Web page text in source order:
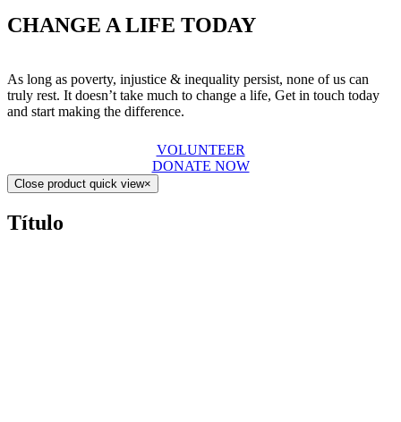
CHANGE A LIFE TODAY
As long as poverty, injustice & inequality persist, none of us can
truly rest. It doesn’t take much to change a life, Get in touch today
and start making the difference.
VOLUNTEER
DONATE NOW
Close product quick view×
Título